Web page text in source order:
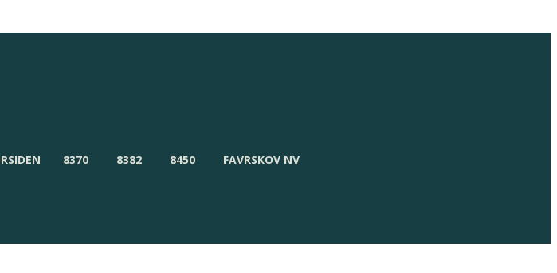
8370 8382 8450 FAVRSKOV NV